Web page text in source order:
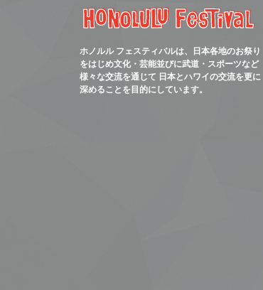
ホノルル フェスティバルは、日本各地のお祭り
をはじめ文化・芸能並びに武道・スポーツなど
様々な交流を通じて 日本とハワイの交流を更に
深めることを目的にしています。